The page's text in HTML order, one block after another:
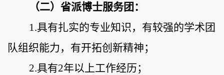
（二） 省派博士服务团：
1.具有扎实的专业知识 ，有较强的学术团
队组织能力 ， 有开拓创新精神；
2.具有2年以上工作经历；